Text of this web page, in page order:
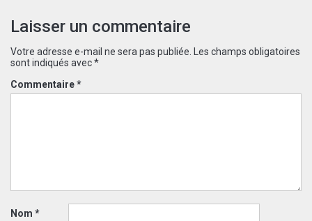
Laisser un commentaire
Votre adresse e-mail ne sera pas publiée.
Les champs obligatoires
sont indiqués avec*
Commentaire*
Nom *